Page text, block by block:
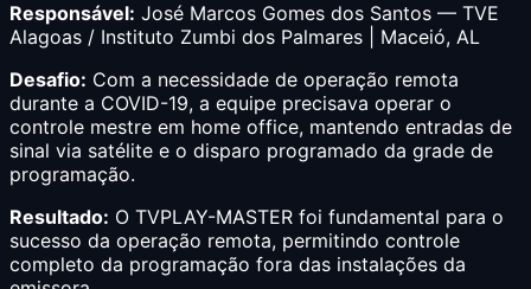
Responsável: José Marcos Gomes dos Santos — TVE
Alagoas / Instituto Zumbi dos Palmares | Maceió, AL
Desafio: Com a necessidade de operação remota
durante a COVID-19, a equipe precisava operar o
controle mestre em home office, mantendo entradas de
sinal via satélite e o disparo programado da grade de
programação.
Resultado: O TVPLAY-MASTER foi fundamental para o
sucesso da operação remota, permitindo controle
completo da programação fora das instalações da